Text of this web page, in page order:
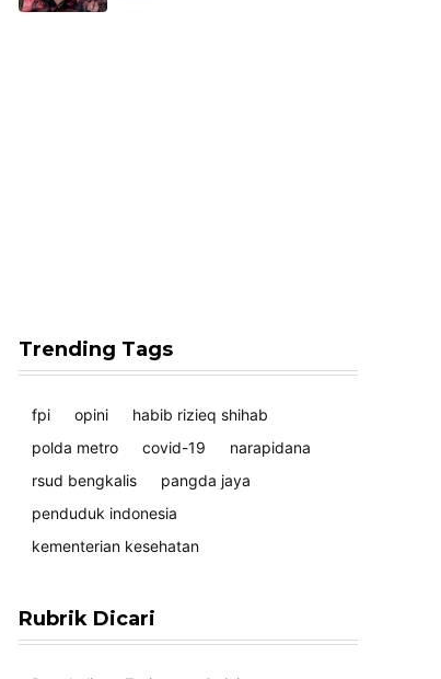
Trending Tags
fpi opini
habib rizieq shihab
polda metro
covid-19
narapidana
rsud bengkalis
pangda jaya
penduduk indonesia
kementerian kesehatan
Rubrik Dicari